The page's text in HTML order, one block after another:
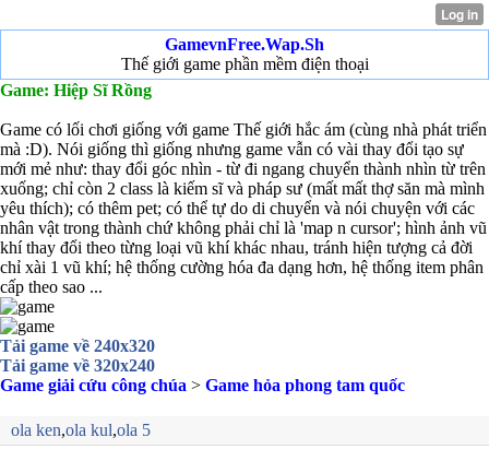
GamevnFree.Wap.Sh
Thế giới game phần mềm điện thoại
Game: Hiệp Sĩ Rồng
Game có lối chơi giống với game Thế giới hắc ám (cùng nhà phát triển
mà :D). Nói giống thì giống nhưng game vẫn có vài thay đổi tạo sự
mới mẻ như: thay đổi góc nhìn - từ đi ngang chuyển thành nhìn từ trên
xuống; chỉ còn 2 class là kiếm sĩ và pháp sư (mất mất thợ săn mà mình
yêu thích); có thêm pet; có thể tự do di chuyển và nói chuyện với các
nhân vật trong thành chứ không phải chỉ là 'map n cursor'; hình ảnh vũ
khí thay đổi theo từng loại vũ khí khác nhau, tránh hiện tượng cả đời
chỉ xài 1 vũ khí; hệ thống cường hóa đa dạng hơn, hệ thống item phân
cấp theo sao ...
Tải game về 240x320
Tải game về 320x240
Game giải cứu công chúa > Game hỏa phong tam quốc
ola ken,ola kul,ola 5